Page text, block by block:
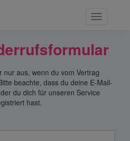
nur aus, wenn du vom Vertrag
beachte, dass du deine E-Mail-
du dich für unseren Service
hast.